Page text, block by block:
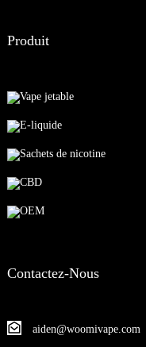
Produit
Vape jetable
E-liquide
Sachets de nicotine
CBD
OEM
Contactez-Nous
aiden@woomivape.com